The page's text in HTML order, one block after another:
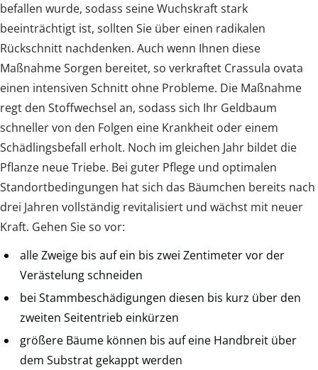
befallen wurde, sodass seine Wuchskraft stark
beeinträchtigt ist, sollten Sie über einen radikalen
Rückschnitt nachdenken. Auch wenn Ihnen diese
Maßnahme Sorgen bereitet, so verkraftet Crassula ovata
einen intensiven Schnitt ohne Probleme. Die Maßnahme
regt den Stoffwechsel an, sodass sich Ihr Geldbaum
schneller von den Folgen eine Krankheit oder einem
Schädlingsbefall erholt. Noch im gleichen Jahr bildet die
Pflanze neue Triebe. Bei guter Pflege und optimalen
Standortbedingungen hat sich das Bäumchen bereits nach
drei Jahren vollständig revitalisiert und wächst mit neuer
Kraft. Gehen Sie so vor:
alle Zweige bis auf ein bis zwei Zentimeter vor der
Verästelung schneiden
bei Stammbeschädigungen diesen bis kurz über den
zweiten Seitentrieb einkürzen
größere Bäume können bis auf eine Handbreit über
dem Substrat gekappt werden